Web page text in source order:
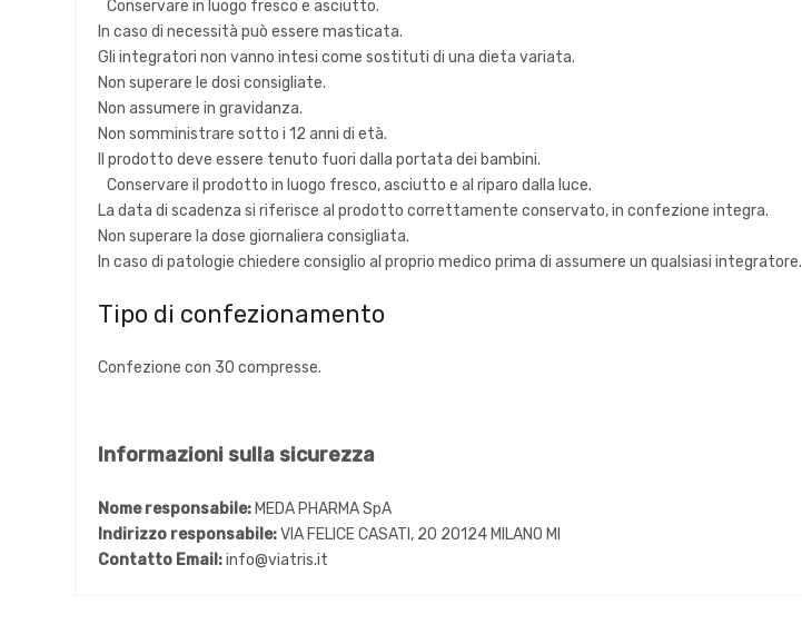
Conservare in luogo fresco e asciutto.
In caso di necessità può essere masticata.
Gli integratori non vanno intesi come sostituti di una dieta variata.
Non superare le dosi consigliate.
Non assumere in gravidanza.
Non somministrare sotto i 12 anni di età.
Il prodotto deve essere tenuto fuori dalla portata dei bambini.
Conservare il prodotto in luogo fresco, asciutto e al riparo dalla luce.
La data di scadenza si riferisce al prodotto correttamente conservato, in confezione integra.
Non superare la dose giornaliera consigliata.
In caso di patologie chiedere consiglio al proprio medico prima di assumere un qualsiasi integratore.
Tipo di confezionamento
Confezione con 30 compresse.
Informazioni sulla sicurezza
Nome responsabile: MEDA PHARMA SpA
Indirizzo responsabile:VIA FELICE CASATI, 20 20124 MILANO MI
Contatto Email:info@viatris.it